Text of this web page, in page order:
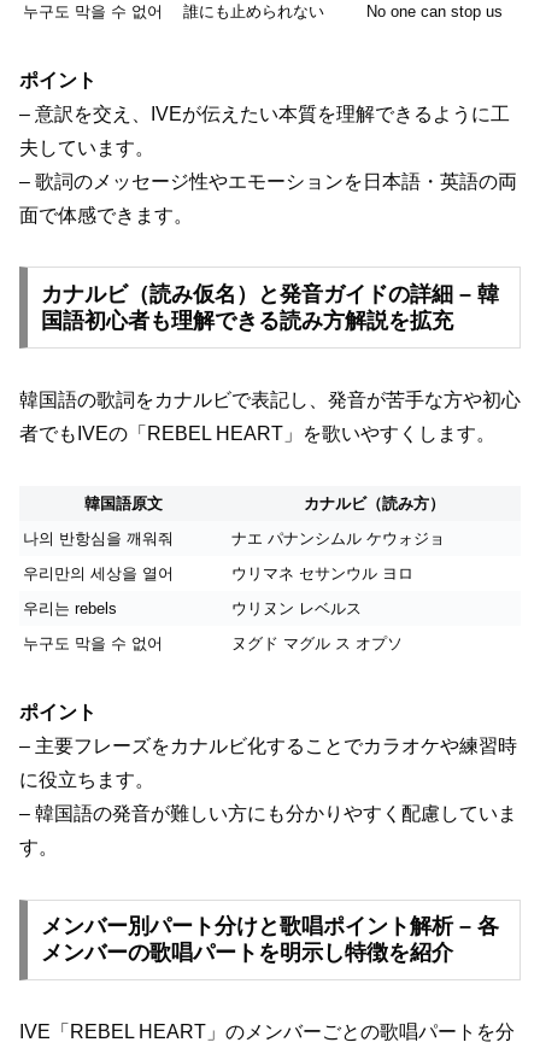
누구도 막을 수 없어
誰にも止められない No one can stop us
ポイント
– 意訳を交え、IVEが伝えたい本質を理解できるように工
夫しています。
– 歌詞のメッセージ性やエモーションを日本語・英語の両
面で体感できます。
カナルビ（読み仮名）と発音ガイドの詳細 – 韓
国語初心者も理解できる読み方解説を拡充
韓国語の歌詞をカナルビで表記し、発音が苦手な方や初心
者でもIVEの「REBEL HEART」を歌いやすくします。
韓国語原文
カナルビ（読み方）
나의 반항심을 깨워줘
ナエ パナンシムル ケウォジョ
우리만의 세상을 열어
ウリマネ セサンウル ヨロ
우리는 rebels
ウリヌン レベルス
누구도 막을 수 없어
ヌグド マグル ス オプソ
ポイント
– 主要フレーズをカナルビ化することでカラオケや練習時
に役立ちます。
– 韓国語の発音が難しい方にも分かりやすく配慮していま
す。
メンバー別パート分けと歌唱ポイント解析 – 各
メンバーの歌唱パートを明示し特徴を紹介
IVE「REBEL HEART」のメンバーごとの歌唱パートを分